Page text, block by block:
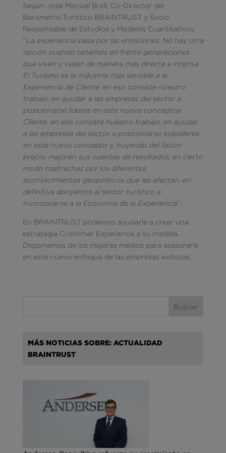
Según José Manuel Brell, Co-Director del
Barómetro Turístico BRAINTRUST y Socio
Responsable de Estudios y Modelos Cuantitativos:
“ La experiencia pasa por las emociones. No hay otra
opción cuando tenemos en frente generaciones
que viven y viajan de manera más directa e intensa.
El Turismo es la industria más sensible a la
Experiencia de Cliente, en eso consiste nuestro
trabajo, en ayudar a las empresas del sector a
posicionarse lideres en este nuevo conceptoe
Cliente, en eso consiste nuestro trabajo, en ayudar
a las empresas del sector a posicionarse lodoíderes
en este nuevo concepto y, huyendo del factor
precio, mejoren sus cuentas de resultados, en cierto
modo maltrechas por los diferentes
acontecimientos geopolíticos que les afectan, en
definitiva apoyamos al sector turístico a
incorporarse a la Economía de la Experiencia”.
En BRAINTRUST podemos ayudarle a crear una
estrategia Customer Experience a su medida.
Disponemos de los mejores medios para asesorarle
en este nuevo enfoque de las empresas exitosas.
MÁS NOTICIAS SOBRE: ACTUALIDAD
BRAINTRUST